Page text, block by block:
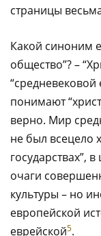
страницы
Какой синоним
общество”? –
понимают
верно. Мир
не был всецело
государствах”,
очаги
культуры – но
европейской
еврейской5.